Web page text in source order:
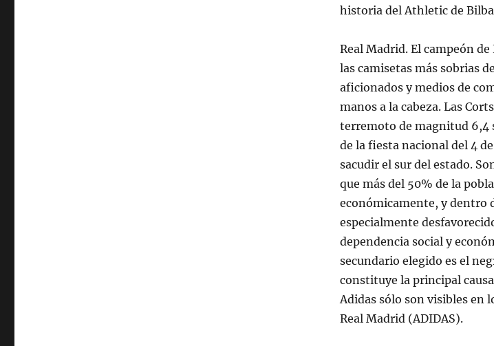
historia del Athletic de
Real Madrid. El campeón
las camisetas más sobrias
aficionados y medios de
manos a la cabeza. Las
terremoto de magnitud 6,4
de la fiesta nacional del 4
sacudir el sur del estado.
que más del 50% de la
económicamente, y dentro
especialmente
dependencia social y
secundario elegido es el
constituye la principal
Adidas sólo son visibles en
Real Madrid (ADIDAS).